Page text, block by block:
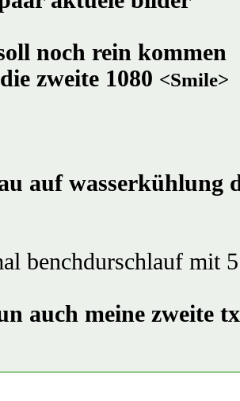
noch rein kommen
zweite 1080 <Smile>
auf wasserkühlung
benchdurschlauf mit
auch meine zweite